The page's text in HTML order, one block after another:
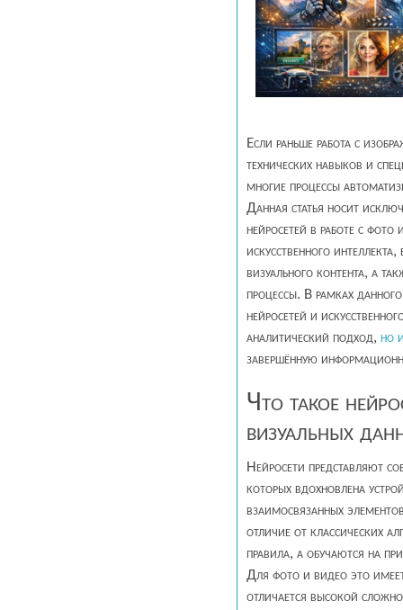
Если раньше работа с
технических навыков и
многие процессы
Данная статья носит
нейросетей в работе с
искусственного
визуального контента, а
процессы. В рамках
нейросетей и
аналитический подход, но
завершённую
Что такое
визуальных
Нейросети представляют
которых вдохновлена
взаимосвязанных
отличие от классических
правила, а обучаются на
Для фото и видео это
отличается высокой